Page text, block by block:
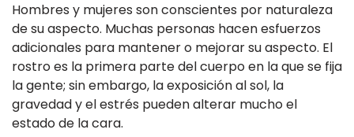
Hombres y mujeres son conscientes por naturaleza
de su aspecto. Muchas personas hacen esfuerzos
adicionales para mantener o mejorar su aspecto. El
rostro es la primera parte del cuerpo en la que se fija
la gente; sin embargo, la exposición al sol, la
gravedad y el estrés pueden alterar mucho el
estado de la cara.